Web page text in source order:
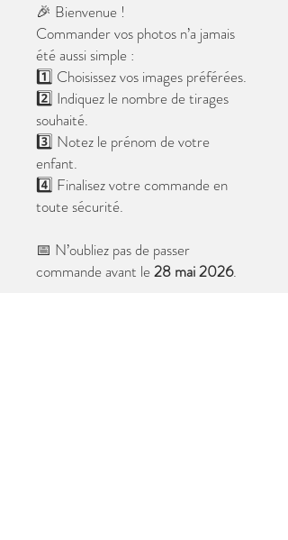
🎉 Bienvenue !
Commander vos photos n’a jamais
été aussi simple :
1️⃣ Choisissez vos images préférées.
2️⃣ Indiquez le nombre de tirages
souhaité.
3️⃣ Notez le prénom de votre
enfant.
4️⃣ Finalisez votre commande en
toute sécurité.
📅 N’oubliez pas de passer
commande avant le28 mai 2026.